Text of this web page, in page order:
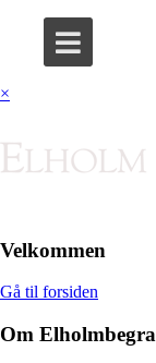
×
Velkommen
Gå til forsiden
Om